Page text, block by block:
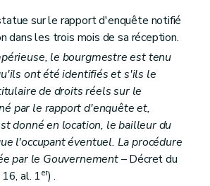
sur le rapport d'enquête notifié
dans les trois mois de sa réception.
le bourgmestre est tenu
ont été identifiés et s'ils le
de droits réels sur le
par le rapport d'enquête et,
donné en location, le bailleur du
l'occupant éventuel. La procédure
par le Gouvernement– Décret du
al. 1er) .